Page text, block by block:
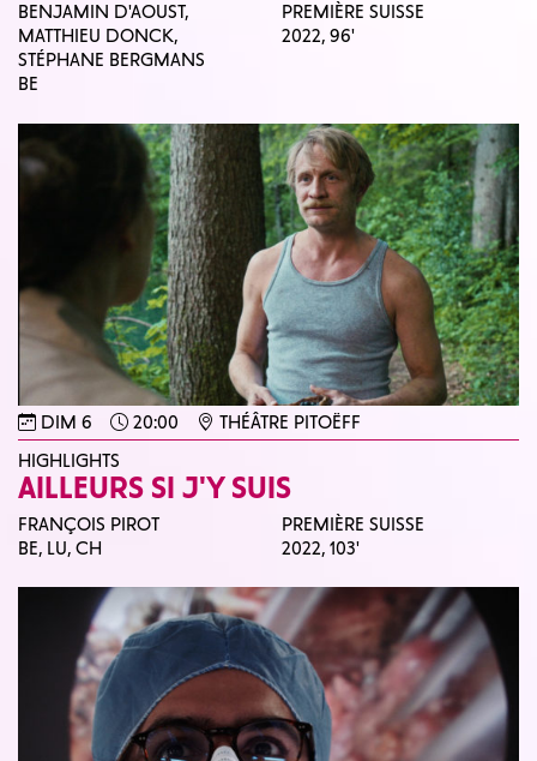
BENJAMIN D'AOUST,
MATTHIEU DONCK,
STÉPHANE BERGMANS
BE
PREMIÈRE SUISSE
2022,96'
DIM 6 20:00
THÉÂTRE PITOËFF
HIGHLIGHTS
AILLEURS SI J'Y SUIS
FRANÇOIS PIROT
BE, LU, CH
PREMIÈRE SUISSE
2022,103'